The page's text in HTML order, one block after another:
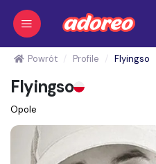
Powrót Profile Flyingso
Flyingso
Opole